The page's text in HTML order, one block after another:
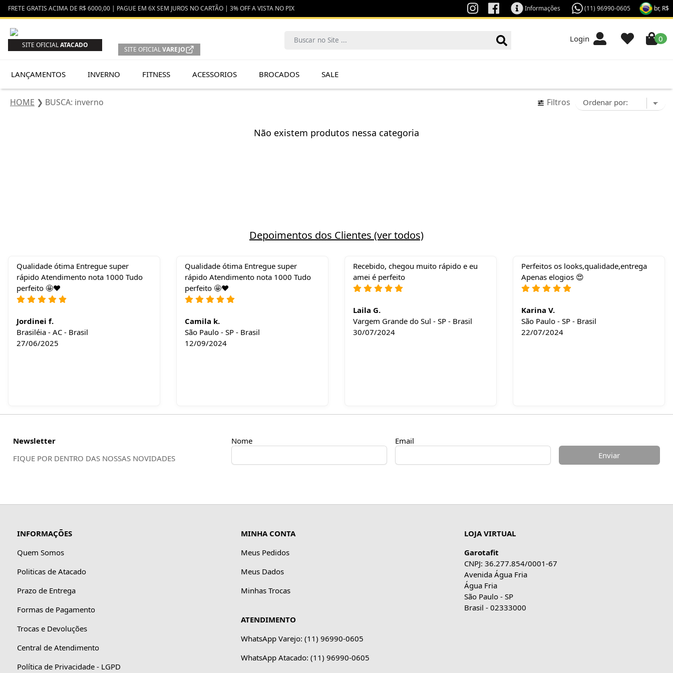
FRETE GRATIS ACIMA DE R$ 6000,00 | PAGUE EM 6X SEM JUROS NO CARTÃO | 3% OFF A VISTA NO PIX br, R$
(11) 96990-0605
Informações
SITE OFICIALATACADO
SITE OFICIALVAREJO
0
Login
LANÇAMENTOS INVERNO FITNESS ACESSORIOS BROCADOS SALE
HOME ❯ BUSCA: inverno Filtros
Não existem produtos nessa categoria
Depoimentos dos Clientes (ver todos)
Qualidade ótima Entregue super
rápido Atendimento nota 1000 Tudo
perfeito 🤩❤️
Jordinei f.
Brasiléia - AC - Brasil
27/06/2025
Qualidade ótima Entregue super
rápido Atendimento nota 1000 Tudo
perfeito 🤩❤️
Camila k.
São Paulo - SP - Brasil
12/09/2024
Recebido, chegou muito rápido e eu
amei é perfeito
Laila G.
Vargem Grande do Sul - SP - Brasil
30/07/2024
Perfeitos os looks,qualidade,entrega
Apenas elogios 😍
Karina V.
São Paulo - SP - Brasil
22/07/2024
Newsletter
FIQUE POR DENTRO DAS NOSSAS NOVIDADES
Nome
Email
Enviar
INFORMAÇÕES
Quem Somos
Politicas de Atacado
Prazo de Entrega
Formas de Pagamento
Trocas e Devoluções
Central de Atendimento
Política de Privacidade - LGPD
MINHA CONTA
Meus Pedidos
Meus Dados
Minhas Trocas
ATENDIMENTO
WhatsApp Varejo: (11) 96990-0605
WhatsApp Atacado: (11) 96990-0605
LOJA VIRTUAL
Garotafit
CNPJ: 36.277.854/0001-67
Avenida Água Fria
Água Fria
São Paulo - SP
Brasil - 02333000